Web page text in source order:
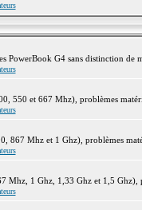
PowerBook G4 sans distinction de
550 et 667 Mhz), problèmes
867 Mhz et 1 Ghz), problèmes
Mhz, 1 Ghz, 1,33 Ghz et 1,5 Ghz),